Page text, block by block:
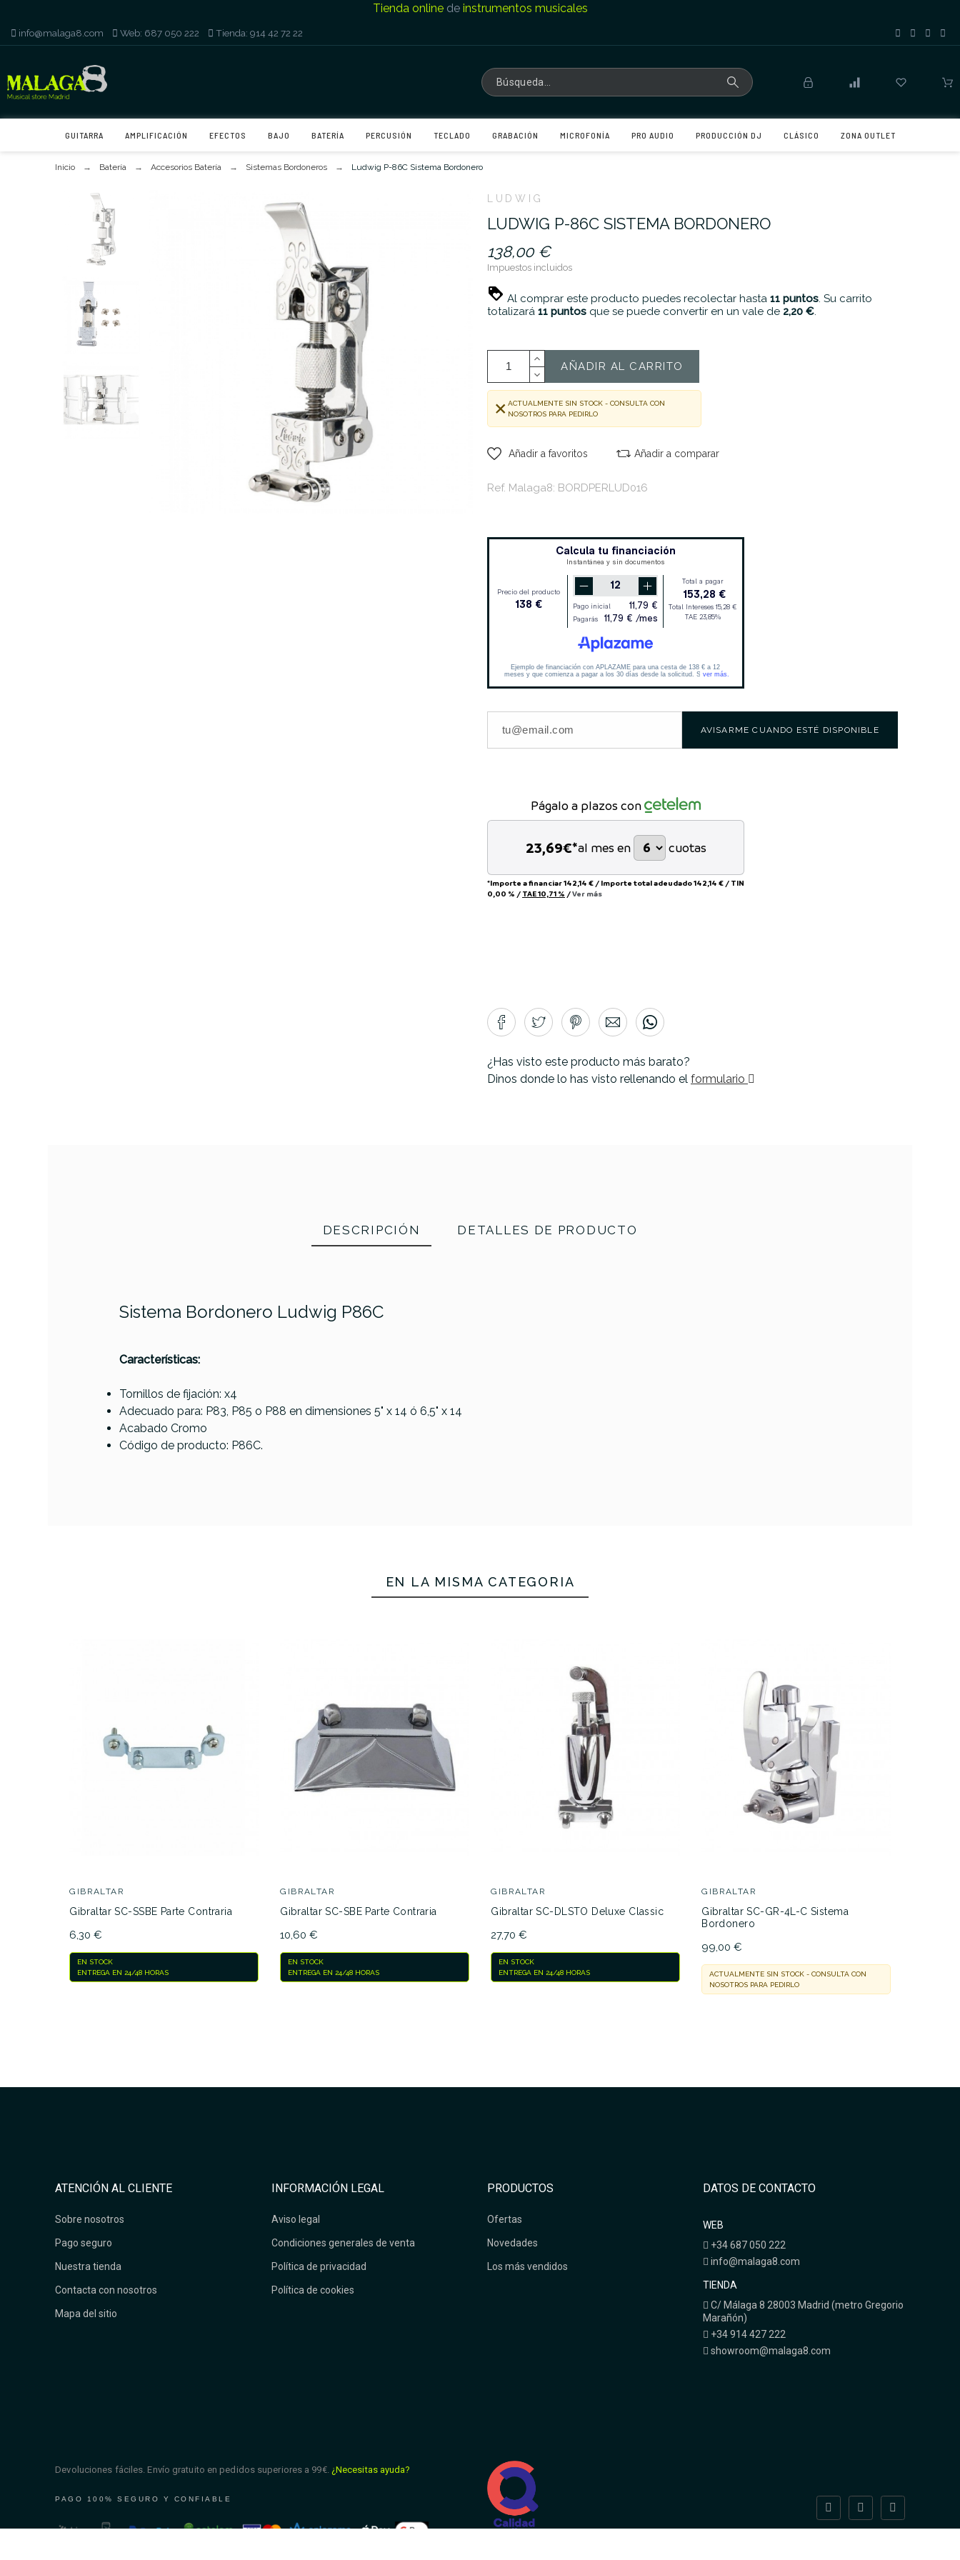
Tienda onlinede instrumentos musicales
info@malaga8.com Web: 687 050 222 Tienda: 914 42 72 22
GUITARRA AMPLIFICACIÓN EFECTOS BAJO BATERÍA PERCUSIÓN TECLADO GRABACIÓN MICROFONÍA PRO AUDIO PRODUCCIÓN DJ CLÁSICO ZONA OUTLET
Inicio Batería Accesorios Batería Sistemas Bordoneros Ludwig P-86C Sistema Bordonero
LUDWIG
LUDWIG P-86C SISTEMA BORDONERO
138,00 €
Impuestos incluidos
Al comprar este producto puedes recolectar hasta 11 puntos. Su carrito
totalizará 11 puntos que se puede convertir en un vale de 2,20 €.
AÑADIR AL CARRITO
ACTUALMENTE SIN STOCK - CONSULTA CON
NOSOTROS PARA PEDIRLO
Añadir a favoritos Añadir a comparar
Ref. Malaga8: BORDPERLUD016
AVISARME CUANDO ESTÉ DISPONIBLE
Págalo a plazos con
23,69€*al mes en cuotas
*Importe a financiar142,14 € / Importe total adeudado142,14 € / TIN
0,00 % / TAE10,71 % /Ver más
¿Has visto este producto más barato?
Dinos donde lo has visto rellenando el formulario
DESCRIPCIÓN DETALLES DE PRODUCTO
Sistema Bordonero Ludwig P86C
Características:
Tornillos de fijación: x4
Adecuado para: P83, P85 o P88 en dimensiones 5" x 14 ó 6,5" x 14
Acabado Cromo
Código de producto: P86C.
ReferenciaBORDPERLUD016
EN LA MISMA CATEGORÍA
GIBRALTAR
Gibraltar SC-SSBE Parte Contraria
6,30 €
EN STOCK
ENTREGA EN 24/48 HORAS
GIBRALTAR
Gibraltar SC-SBE Parte Contraria
10,60 €
EN STOCK
ENTREGA EN 24/48 HORAS
GIBRALTAR
Gibraltar SC-DLSTO Deluxe Classic
27,70 €
EN STOCK
ENTREGA EN 24/48 HORAS
GIBRALTAR
Gibraltar SC-GR-4L-C Sistema
Bordonero
99,00 €
ACTUALMENTE SIN STOCK - CONSULTA CON
NOSOTROS PARA PEDIRLO
ATENCIÓN AL CLIENTE
Sobre nosotros
Pago seguro
Nuestra tienda
Contacta con nosotros
Mapa del sitio
INFORMACIÓN LEGAL
Aviso legal
Condiciones generales de venta
Política de privacidad
Política de cookies
PRODUCTOS
Ofertas
Novedades
Los más vendidos
DATOS DE CONTACTO
WEB
+34 687 050 222
info@malaga8.com
TIENDA
C/ Málaga 8 28003 Madrid (metro Gregorio
Marañón)
+34 914 427 222
showroom@malaga8.com
Devoluciones fáciles. Envío gratuito en pedidos superiores a 99€. ¿Necesitas ayuda?
PAGO 100% SEGURO Y CONFIABLE